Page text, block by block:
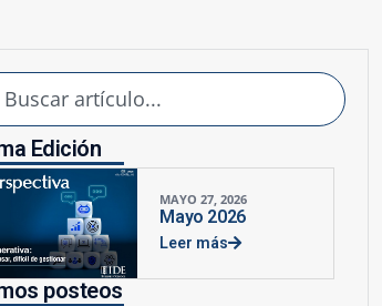
Edición
MAYO 27, 2026
Mayo 2026
Leer más
posteos